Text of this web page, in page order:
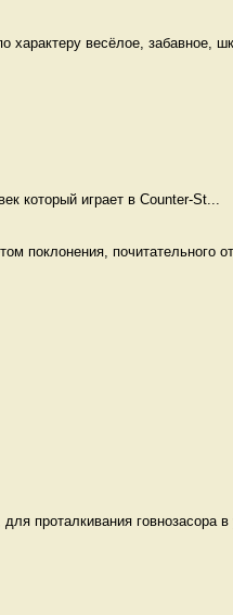
весёлое, забавное,
который играет в Counter-St...
поклонения, почитательного
проталкивания говнозасора в